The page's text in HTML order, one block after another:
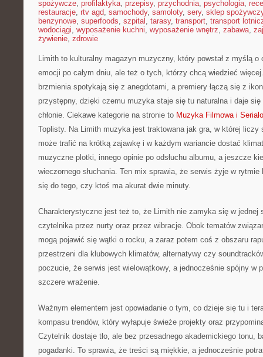
spożywcze, profilaktyka, przepisy, przychodnia, psychologia,
restauracje, rtv agd, samochody, samoloty, sery, sklep
benzynowe, superfoods, szpital , tarasy, transport, transport
wodociągi, wyposażenie kuchni, wyposażenie wnętrz, zabawa,
żywienie, zdrowie
Limith to kulturalny magazyn muzyczny, który powstał z myślą
emocji po całym dniu, ale też o tych, którzy chcą wiedzieć
brzmienia spotykają się z anegdotami, a premiery łączą się z
przystępny, dzięki czemu muzyka staje się tu naturalna i daje
chłonie. Ciekawe kategorie na stronie to Muzyka Filmowa i
Toplisty. Na Limith muzyka jest traktowana jak gra, w której
może trafić na krótką zajawkę i w każdym wariancie dostać
muzyczne plotki, innego opinie po odsłuchu albumu, a jeszcze
wieczornego słuchania. Ten mix sprawia, że serwis żyje w
się do tego, czy ktoś ma akurat dwie minuty.
Charakterystyczne jest też to, że Limith nie zamyka się w jednej
czytelnika przez nurty oraz przez wibracje. Obok tematów
mogą pojawić się wątki o rocku, a zaraz potem coś z obszaru
przestrzeni dla klubowych klimatów, alternatywy czy
poczucie, że serwis jest wielowątkowy, a jednocześnie spójny w
szczere wrażenie.
Ważnym elementem jest opowiadanie o tym, co dzieje się tu i
kompasu trendów, który wyłapuje świeże projekty oraz
Czytelnik dostaje tło, ale bez przesadnego akademickiego tonu,
pogadanki. To sprawia, że treści są miękkie, a jednocześnie